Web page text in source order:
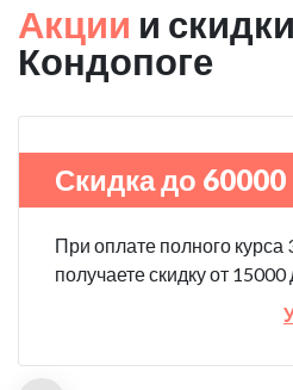
Акции и
Кондопоге
Скидка до 60000
При оплате полного
получаете скидку от